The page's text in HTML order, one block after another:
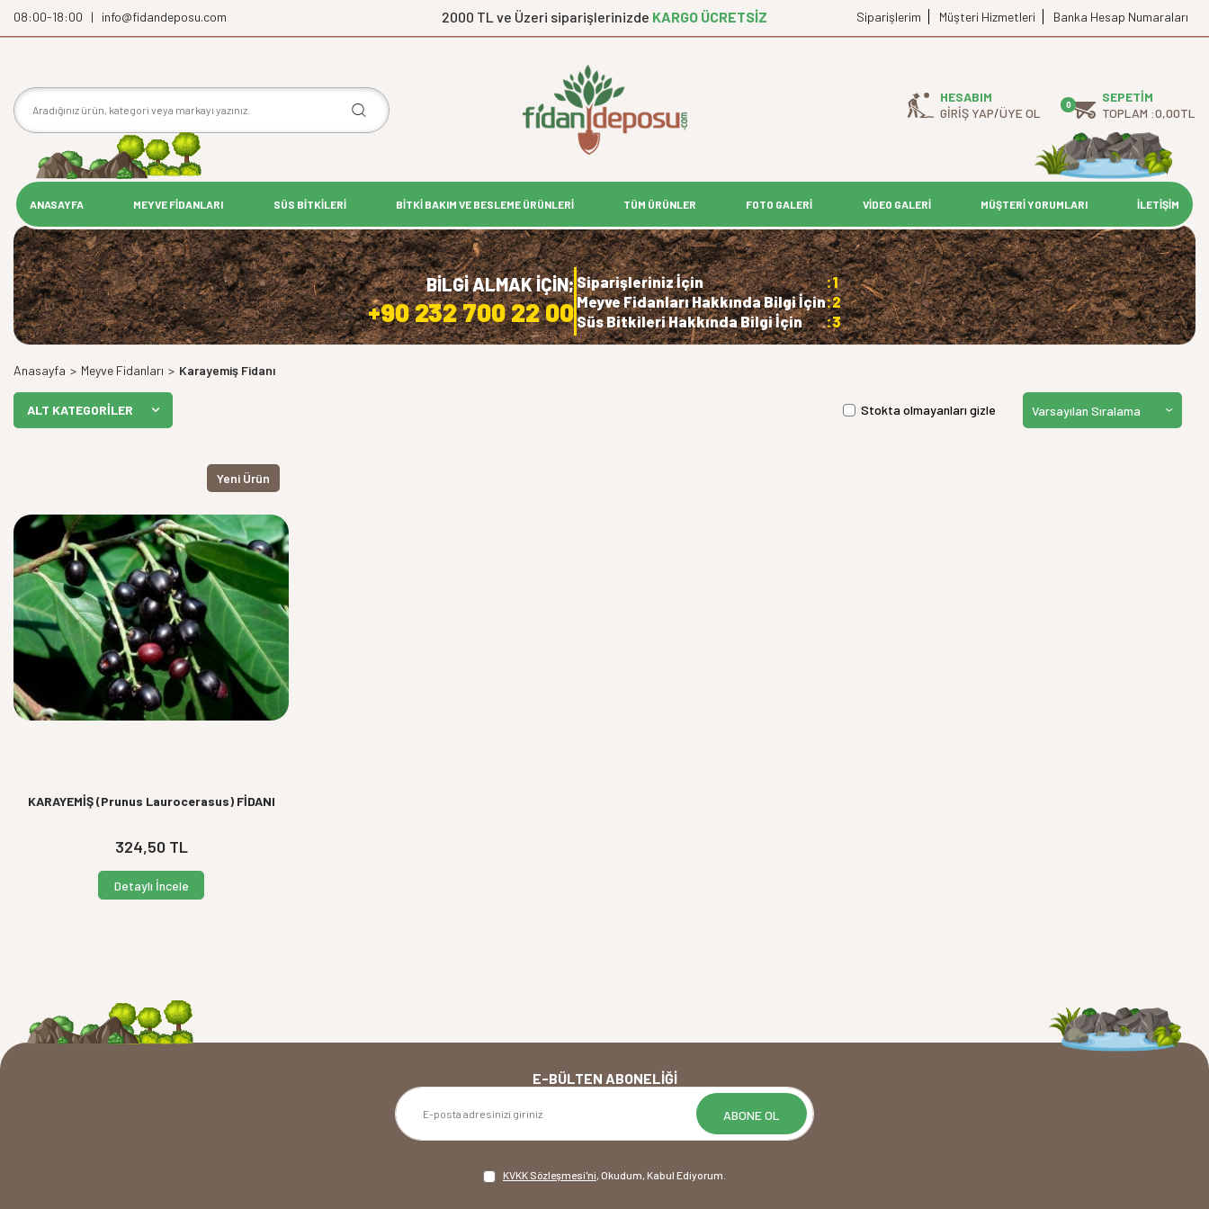
08:00-18:00 | info@fidandeposu.com 2000 TL ve Üzeri siparişlerinizde KARGO ÜCRETSİZ Siparişlerim Müşteri Hizmetleri Banka Hesap Numaraları
HESABIM
GIRIŞ YAP/ÜYE OL
0
SEPETIM
TOPLAM :0,00TL
ANASAYFA MEYVE FİDANLARI SÜS BİTKİLERİ BİTKİ BAKIM VE BESLEME ÜRÜNLERİ TÜM ÜRÜNLER FOTO GALERİ VİDEO GALERİ MÜŞTERİ YORUMLARI İLETİŞİM
BİLGİ ALMAK İÇİN;
+90 232 700 22 00
Siparişleriniz İçin
Meyve Fidanları Hakkında Bilgi İçin
Süs Bitkileri Hakkında Bilgi İçin
:1
:2
:3
Anasayfa > Meyve Fidanları > Karayemiş Fidanı
ALT KATEGORILER Stokta olmayanları gizle
Yeni Ürün
KARAYEMİŞ (Prunus Laurocerasus) FİDANI
324,50TL
Detaylı İncele
E-BÜLTEN ABONELIĞI
ABONE OL
KVKK Sözleşmesi'ni, Okudum, Kabul Ediyorum.